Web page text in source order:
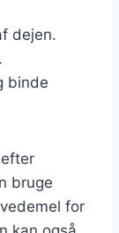
dejen.
binde
bruge
for